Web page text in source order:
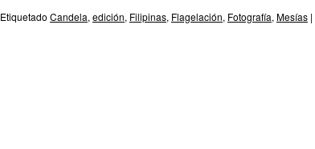
Etiquetado Candela, edición, Filipinas, Flagelación, Fotografía, Mesías |